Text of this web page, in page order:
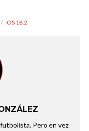
IOS 18.2
Pero en vez